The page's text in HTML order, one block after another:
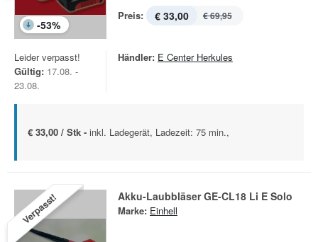
-53%
Preis: € 33,00 € 69,95
Leider verpasst!
Gültig: 17.08. -
23.08.
Händler: E Center Herkules
€ 33,00 / Stk - inkl. Ladegerät, Ladezeit: 75 min.,
Verpasst! Akku-Laubbläser GE-CL18 Li E Solo
Marke: Einhell